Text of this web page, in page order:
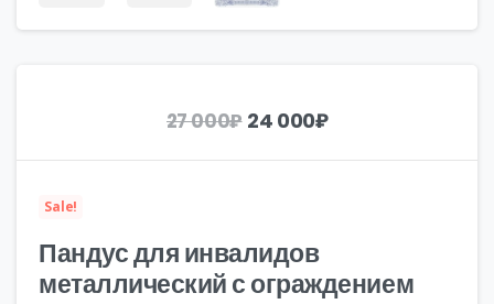
27 000₽ Первоначальная
составляла
24 000₽Текущая
24
Sale!
Пандус для инвалидов
металлический с ограждением